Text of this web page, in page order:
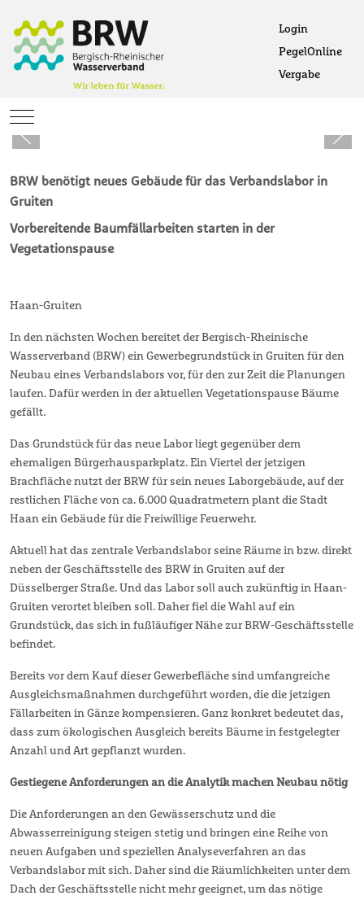
Login
PegelOnline
Vergabe
Mobile Menu Toggle
BRW benötigt neues Gebäude für das Verbandslabor in
Gruiten
Vorbereitende Baumfällarbeiten starten in der
Vegetationspause
Haan-Gruiten
In den nächsten Wochen bereitet der Bergisch-Rheinische
Wasserverband (BRW) ein Gewerbegrundstück in Gruiten für den
Neubau eines Verbandslabors vor, für den zur Zeit die Planungen
laufen. Dafür werden in der aktuellen Vegetationspause Bäume
gefällt.
Das Grundstück für das neue Labor liegt gegenüber dem
ehemaligen Bürgerhausparkplatz. Ein Viertel der jetzigen
Brachfläche nutzt der BRW für sein neues Laborgebäude, auf der
restlichen Fläche von ca. 6.000 Quadratmetern plant die Stadt
Haan ein Gebäude für die Freiwillige Feuerwehr.
Aktuell hat das zentrale Verbandslabor seine Räume in bzw. direkt
neben der Geschäftsstelle des BRW in Gruiten auf der
Düsselberger Straße. Und das Labor soll auch zukünftig in Haan-
Gruiten verortet bleiben soll. Daher fiel die Wahl auf ein
Grundstück, das sich in fußläufiger Nähe zur BRW-Geschäftsstelle
befindet.
Bereits vor dem Kauf dieser Gewerbefläche sind umfangreiche
Ausgleichsmaßnahmen durchgeführt worden, die die jetzigen
Fällarbeiten in Gänze kompensieren. Ganz konkret bedeutet das,
dass zum ökologischen Ausgleich bereits Bäume in festgelegter
Anzahl und Art gepflanzt wurden.
Gestiegene Anforderungen an die Analytik machen Neubau nötig
Die Anforderungen an den Gewässerschutz und die
Abwasserreinigung steigen stetig und bringen eine Reihe von
neuen Aufgaben und speziellen Analyseverfahren an das
Verbandslabor mit sich. Daher sind die Räumlichkeiten unter dem
Dach der Geschäftsstelle nicht mehr geeignet, um das nötige